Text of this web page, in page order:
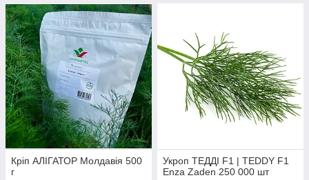
Кріп АЛІГАТОР Молдавія 500
г
Укроп ТЕДДІ F1 | TEDDY F1
Enza Zaden 250 000 шт